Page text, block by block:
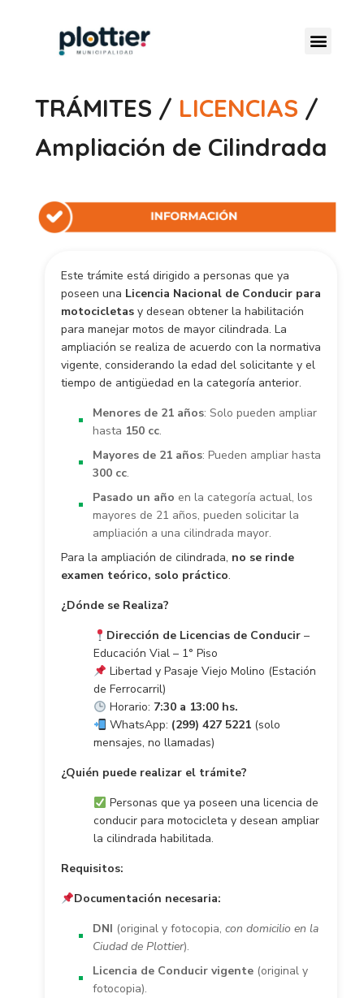
TRÁMITES / LICENCIAS /
Ampliación de Cilindrada
Este trámite está dirigido a personas que ya
poseen una Licencia Nacional de Conducir para
motocicletasy desean obtener la habilitación
para manejar motos de mayor cilindrada. La
ampliación se realiza de acuerdo con la normativa
vigente, considerando la edad del solicitante y el
tiempo de antigüedad en la categoría anterior.
Menores de 21 años: Solo pueden ampliar
hasta 150 cc.
Mayores de 21 años: Pueden ampliar hasta
300 cc.
Pasado un año en la categoría actual, los
mayores de 21 años, pueden solicitar la
ampliación a una cilindrada mayor.
Para la ampliación de cilindrada, no se rinde
examen teórico, solo práctico.
¿Dónde se Realiza?
Dirección de Licencias de Conducir–
Educación Vial – 1° Piso
Libertad y Pasaje Viejo Molino (Estación
de Ferrocarril)
Horario: 7:30 a 13:00 hs.
WhatsApp: (299) 427 5221(solo
mensajes, no llamadas)
¿Quién puede realizar el trámite?
Personas que ya poseen una licencia de
conducir para motocicleta y desean ampliar
la cilindrada habilitada.
Requisitos:
Documentación necesaria:
DNI (original y fotocopia, con domicilio en la
Ciudad de Plottier).
Licencia de Conducir vigente(original y
fotocopia).